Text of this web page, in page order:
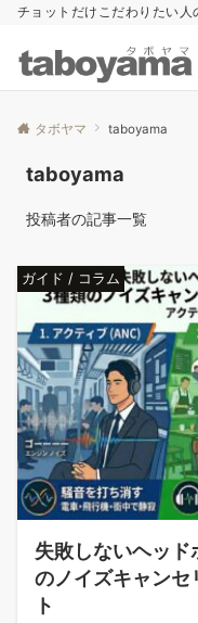
チョットだけこだわりたい
タボヤマ taboyama
taboyama
投稿者の記事一覧
ガイド / コラム
失敗しないヘッ
のノイズキャンセ
ト